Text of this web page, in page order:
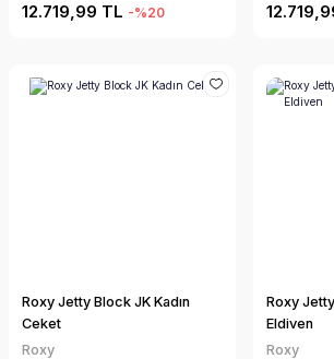
12.719,99 TL -%20
Roxy Jetty Block JK Kadın
Ceket
Roxy
Roxy
Eldiven
Roxy